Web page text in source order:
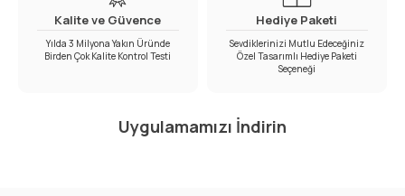
Kalite ve Güvence
Yılda 3 Milyona Yakın Üründe
Birden Çok Kalite Kontrol Testi
Hediye Paketi
Sevdiklerinizi Mutlu Edeceğiniz
Özel Tasarımlı Hediye Paketi
Seçeneği
Uygulamamızı İndirin